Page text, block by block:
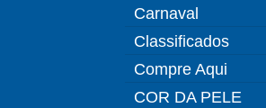
Carnaval
Classificados
Compre Aqui
COR DA PELE